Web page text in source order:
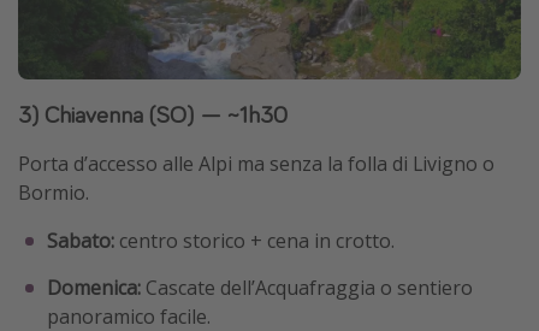
3) Chiavenna (SO) — ~1h30
Porta d’accesso alle Alpi ma senza la folla di Livigno o
Bormio.
Sabato: centro storico + cena in crotto.
Domenica: Cascate dell’Acquafraggia o sentiero
panoramico facile.